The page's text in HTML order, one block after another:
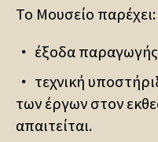
Το Μουσείο παρέχει:
έξοδα
τεχνική
των έργων στον
απαιτείται.